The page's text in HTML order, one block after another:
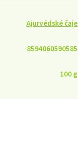
Ajurvédské čaje
8594060590585
100 g